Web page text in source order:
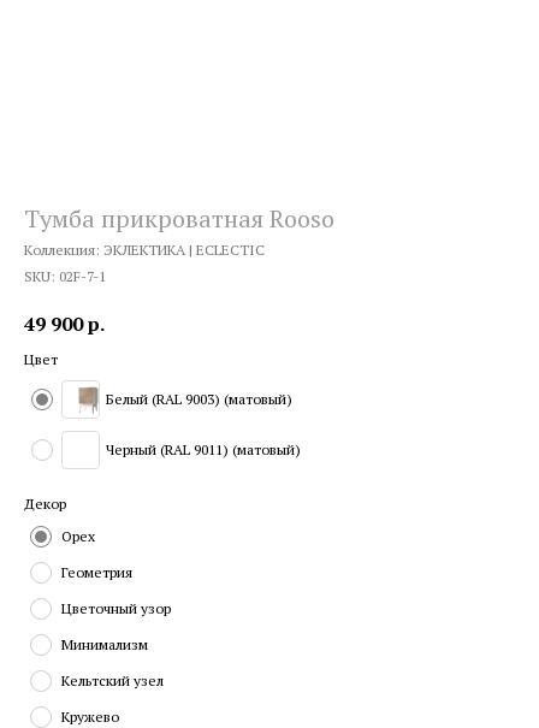
Тумба прикроватная Rooso
Коллекция: ЭКЛЕКТИКА | ECLECTIC
SKU: 02F-7-1
49 900р.
Цвет
Белый (RAL 9003) (матовый)
Черный (RAL 9011) (матовый)
Декор
Орех
Геометрия
Цветочный узор
Минимализм
Кельтский узел
Кружево